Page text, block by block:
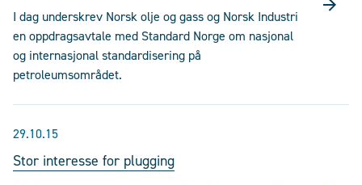
I dag underskrev Norsk olje og gass og Norsk Industri
en oppdragsavtale med Standard Norge om nasjonal
og internasjonal standardisering på
petroleumsområdet.
29.10.15
Stor interesse for plugging